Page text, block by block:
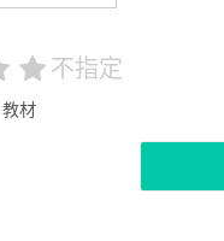
不指定
教材